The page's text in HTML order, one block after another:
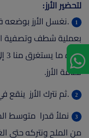
لتحضير الأرز:
.نغسل الأرز بوضعه
بعملية شطف وتصفية
نظافة الأرز.
.ثم نترك الأرز ينقع في الماء
من الملح ونتركه حتى